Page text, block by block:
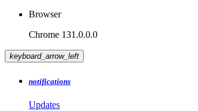
Browser
Chrome 131.0.0.0
keyboard_arrow_left
notifications
Updates